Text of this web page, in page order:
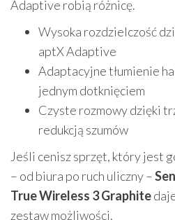
Adaptive robią różnicę.
Wysoka rozdzielczość
aptX Adaptive
Adaptacyjne tłumienie
jednym dotknięciem
Czyste rozmowy dzięki
redukcją szumów
Jeśli cenisz sprzęt, który jest
– od biura po ruch uliczny –
True Wireless 3 Graphite
zestaw możliwości.